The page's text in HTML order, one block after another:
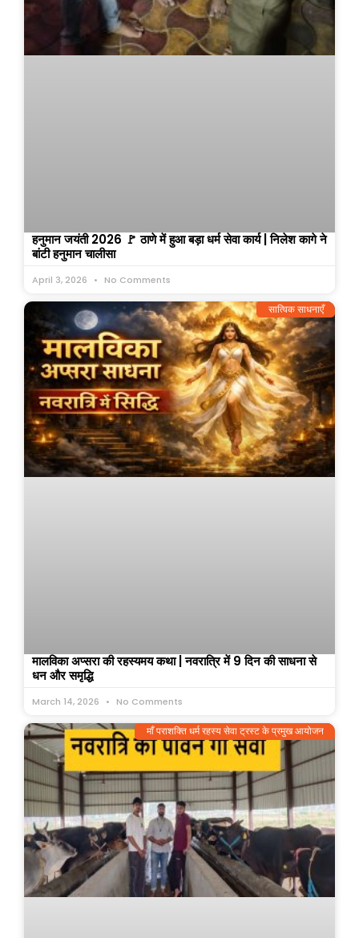
हनुमान जयंती 2026 🚩 ठाणे में हुआ बड़ा धर्म सेवा कार्य | निलेश कागे ने
बांटी हनुमान चालीसा
April 3, 2026 No Comments
सात्विक साधनाएँ
मालविका अप्सरा की रहस्यमय कथा | नवरात्रि में 9 दिन की साधना से
धन और समृद्धि
March 14, 2026 No Comments
माँ पराशक्ति धर्म रहस्य सेवा ट्रस्ट के प्रमुख आयोजन